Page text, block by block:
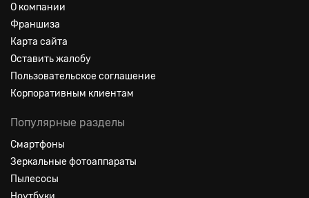
О компании
Франшиза
Карта сайта
Оставить жалобу
Пользовательское соглашение
Корпоративным клиентам
Популярные разделы
Смартфоны
Зеркальные фотоаппараты
Пылесосы